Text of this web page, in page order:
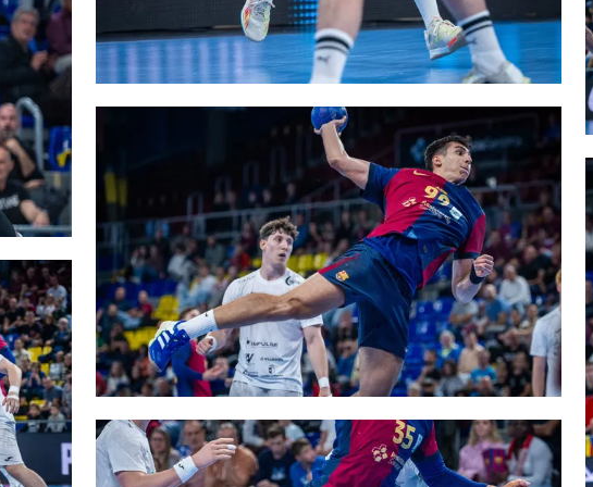
FC Barcelona club badge
FC Barcelona club badge